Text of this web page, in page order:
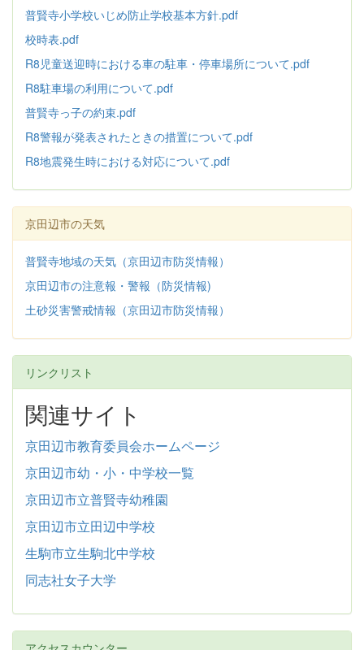
普賢寺小学校いじめ防止学校基本方針.pdf
校時表.pdf
R8児童送迎時における車の駐車・停車場所について.pdf
R8駐車場の利用について.pdf
普賢寺っ子の約束.pdf
R8警報が発表されたときの措置について.pdf
R8地震発生時における対応について.pdf
京田辺市の天気
普賢寺地域の天気（京田辺市防災情報）
京田辺市の注意報・警報（防災情報)
土砂災害警戒情報（京田辺市防災情報）
リンクリスト
関連サイト
京田辺市教育委員会ホームページ
京田辺市幼・小・中学校一覧
京田辺市立普賢寺幼稚園
京田辺市立田辺中学校
生駒市立生駒北中学校
同志社女子大学